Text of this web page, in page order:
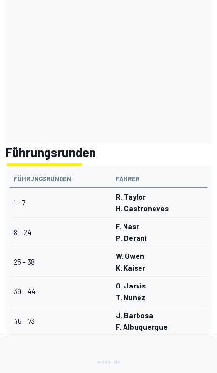
Führungsrunden
FÜHRUNGSRUNDEN FAHRER
1 - 7
R. Taylor
H. Castroneves
8 - 24
F. Nasr
P. Derani
25 - 38
W. Owen
K. Kaiser
39 - 44
O. Jarvis
T. Nunez
45 - 73
J. Barbosa
F. Albuquerque